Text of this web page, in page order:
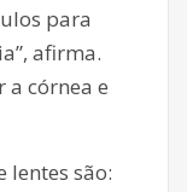
para
afirma.
córnea e
lentes são: